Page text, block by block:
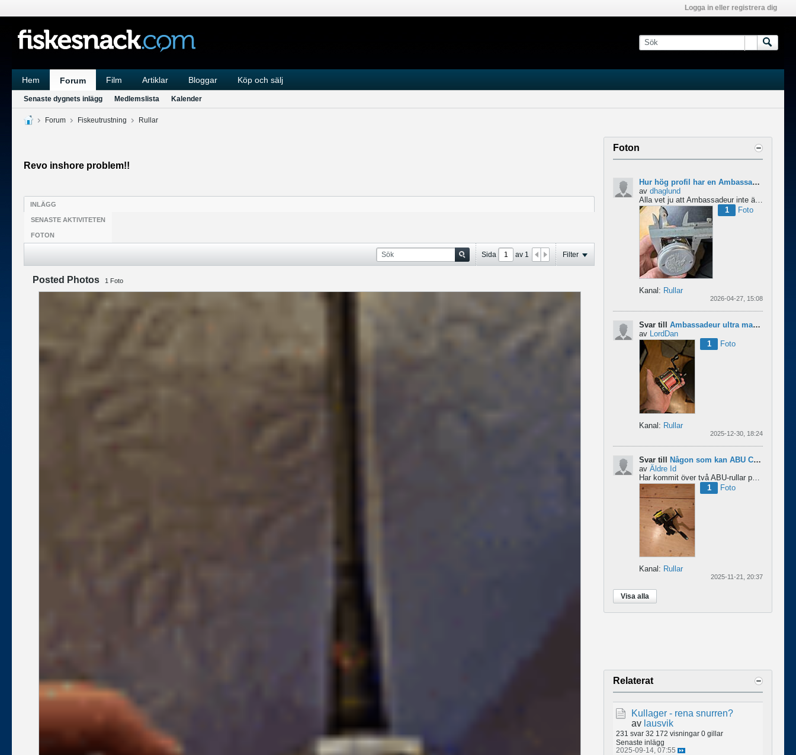
Logga in eller registrera dig
Hem Forum Film Artiklar Bloggar Köp och sälj
Senaste dygnets inlägg Medlemslista Kalender
Forum Fiskeutrustning Rullar
Revo inshore problem!!
INLÄGG
SENASTE AKTIVITETEN
FOTON
Sida av 1 Filter
Posted Photos 1 Foto
Foton
Hur hög profil har en Ambassadeur?
av dhaglund
Alla vet ju att Ambassadeur inte är en lågprofilrulle, det är tydligt. Men hur hög profil har de egentligen?...
1
Foto
Kanal: Rullar
2026-04-27, 15:08
Svar till Ambassadeur ultra mag xl 3
av
LordDan
1
Foto
Kanal: Rullar
2025-12-30, 18:24
Svar till Någon som kan ABU Cardinal och skillnader mellan äldre rullar?
av Äldre Id
1
Foto
Kanal: Rullar
2025-11-21, 20:37
Visa alla
Relaterat
Kullager - rena snurren?
av lausvik
231 svar 32 172 visningar 0 gillar
Senaste inlägg
2025-09-14, 07:55